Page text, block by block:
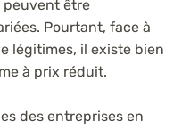
peuvent être
Pourtant, face à
légitimes, il existe bien
à prix réduit.
des entreprises en